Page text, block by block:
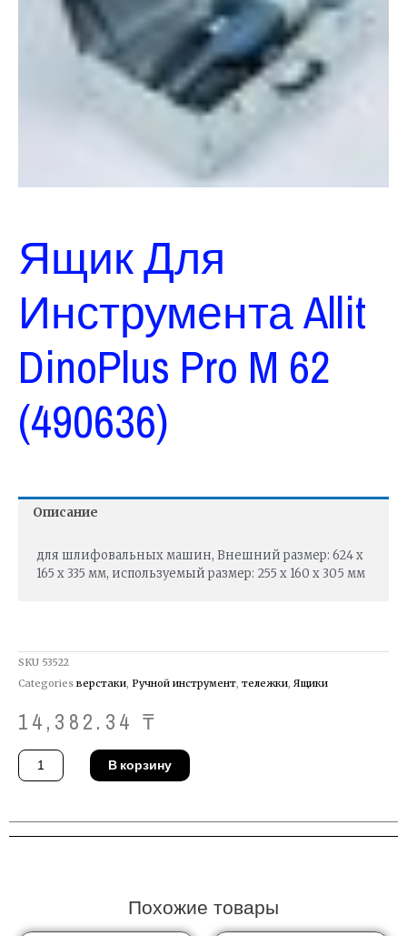
Ящик Для
Инструмента Allit
DinoPlus Pro M 62
(490636)
Описание
для шлифовальных машин, Внешний размер: 624 x
165 x 335 мм, используемый размер: 255 x 160 x 305 мм
SKU 53522
Categories верстаки, Ручной инструмент, тележки, Ящики
14,382.34 ₸
Количество
товара
Ящик
DinoPlus
Pro
В корзину
Похожие товары